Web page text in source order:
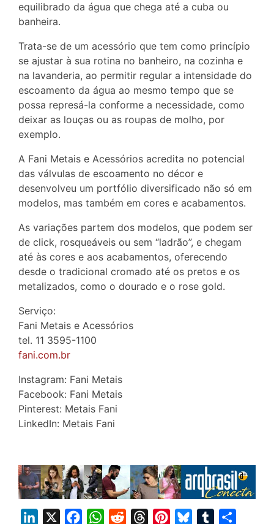
equilibrado da água que chega até a cuba ou
banheira.
Trata-se de um acessório que tem como princípio
se ajustar à sua rotina no banheiro, na cozinha e
na lavanderia, ao permitir regular a intensidade do
escoamento da água ao mesmo tempo que se
possa represá-la conforme a necessidade, como
deixar as louças ou as roupas de molho, por
exemplo.
A Fani Metais e Acessórios acredita no potencial
das válvulas de escoamento no décor e
desenvolveu um portfólio diversificado não só em
modelos, mas também em cores e acabamentos.
As variações partem dos modelos, que podem ser
de click, rosqueáveis ou sem “ladrão”, e chegam
até às cores e aos acabamentos, oferecendo
desde o tradicional cromado até os pretos e os
metalizados, como o dourado e o rose gold.
Serviço:
Fani Metais e Acessórios
tel. 11 3595-1100
fani.com.br
Instagram: Fani Metais
Facebook: Fani Metais
Pinterest: Metais Fani
LinkedIn: Metais Fani
W